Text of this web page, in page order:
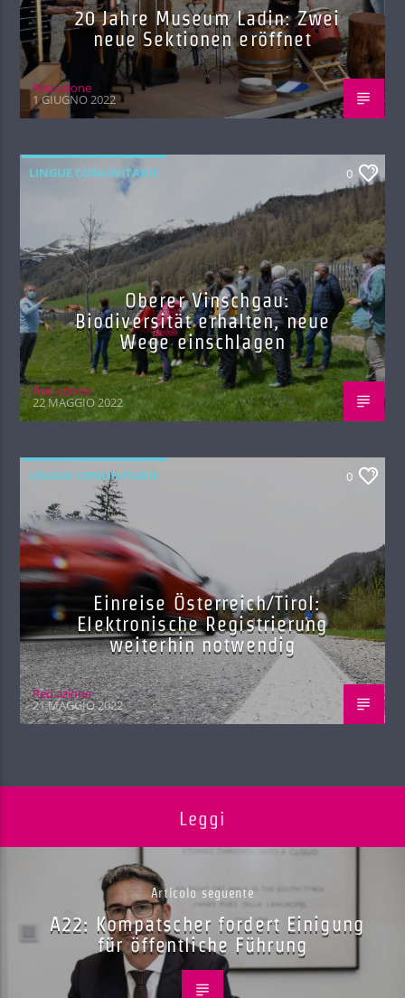
20 Jahre Museum Ladin: Zwei
neue Sektionen eröffnet
Red.azione
1 GIUGNO 2022
LINGUE COMUNITARIE 0
Oberer Vinschgau:
Biodiversität erhalten, neue
Wege einschlagen
Red.azione
22 MAGGIO 2022
LINGUE COMUNITARIE 0
Einreise Österreich/Tirol:
Elektronische Registrierung
weiterhin notwendig
Red.azione
21 MAGGIO 2022
Leggi
Articolo seguente
A22: Kompatscher fordert Einigung
für öffentliche Führung